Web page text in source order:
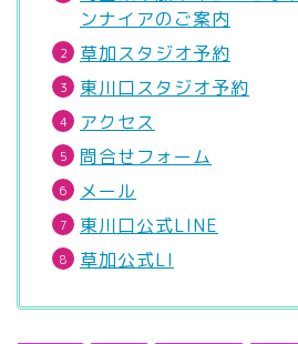
ンナイアのご案内
草加スタジオ予約
東川口スタジオ予約
アクセス
問合せフォーム
メール
東川口公式LINE
草加公式LI